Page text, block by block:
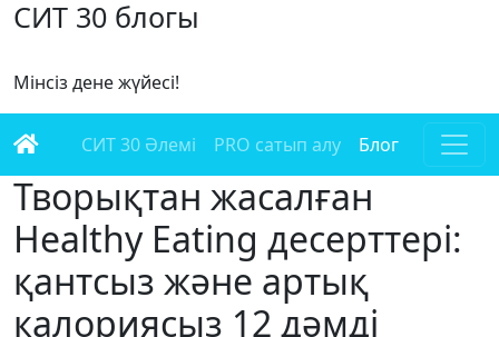
СИТ 30 блогы
Мінсіз дене жүйесі!
СИТ 30 Әлемі PRO сатып алу Блог
Творықтан жасалған
Healthy Eating десерттері:
қантсыз және артық
калориясыз 12 дәмді